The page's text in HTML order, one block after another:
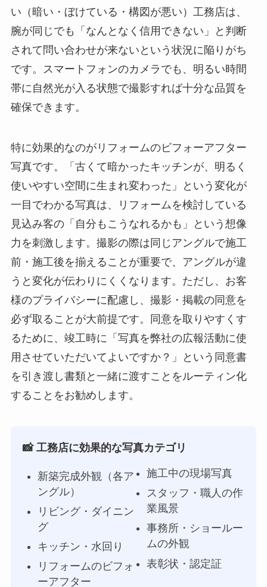
い（暗い・ぼけている・構図が悪い）工務店は、
腕が同じでも「なんとなく信用できない」と判断
されて問い合わせが来ないという状況に陥りがち
です。スマートフォンのカメラでも、明るい時間
帯に自然光が入る状態で撮影すれば十分な品質を
確保できます。
特に効果的なのがリフォームのビフォーアフター
写真です。「古くて暗かったキッチンが、明るく
使いやすい空間に生まれ変わった」という変化が
一目でわかる写真は、リフォームを検討している
見込み客の「自分もこうなれるかも」という想像
力を刺激します。撮影の際は同じアングルで施工
前・施工後を揃えることが重要で、アングルが違
うと変化が伝わりにくくなります。ただし、お客
様のプライバシーに配慮し、撮影・掲載の同意を
必ず取ることが大前提です。同意を取りやすくす
るために、竣工時に「写真を弊社の広報活動に使
用させていただいてよいですか？」という同意書
を引き渡し書類と一緒に渡すことをルーティン化
することをお勧めします。
📸 工務店に効果的な写真カテゴリ
新築完成外観（各ア
ングル）
リビング・ダイニン
グ
キッチン・水回り
リフォームのビフォ
ーアフター
施工中の現場写真
スタッフ・職人の作
業風景
事務所・ショールー
ムの外観
表彰状・認定証